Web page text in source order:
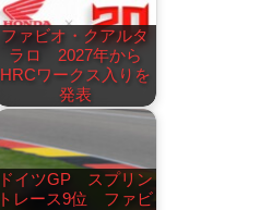
ファビオ・クアルタ
ラロ 2027年から
HRCワークス入りを
発表
ドイツGP スプリン
トレース9位 ファビ